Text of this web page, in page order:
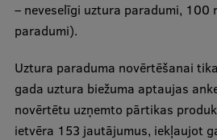
– neveselīgi uztura paradumi, 100
paradumi).
Uztura paraduma novērtēšanai
gada uztura biežuma aptaujas
novērtētu uzņemto pārtikas
ietvēra 153 jautājumus, iekļaujot